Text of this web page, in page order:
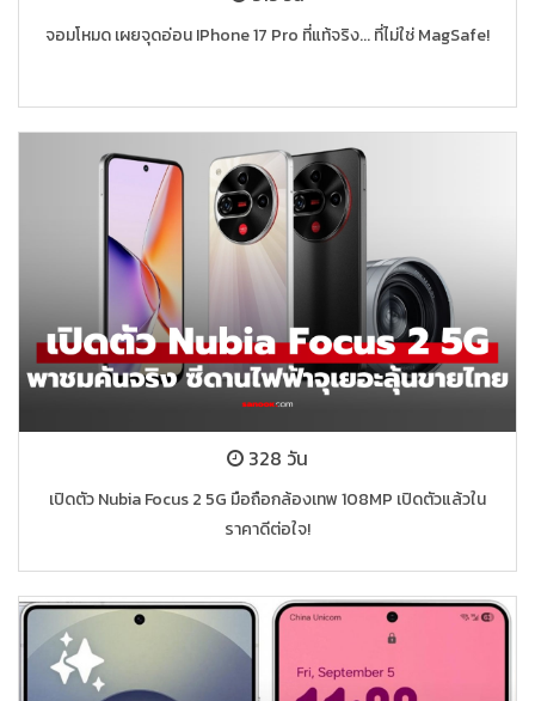
จอมโหมด เผยจุดอ่อน IPhone 17 Pro ที่แท้จริง... ที่ไม่ใช่ MagSafe!
328 วัน
เปิดตัว Nubia Focus 2 5G มือถือกล้องเทพ 108MP เปิดตัวแล้วใน
ราคาดีต่อใจ!